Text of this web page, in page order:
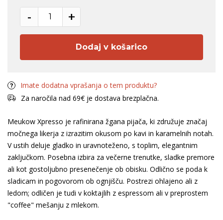
- +
Dodaj v košarico
Imate dodatna vprašanja o tem produktu?
Za naročila nad 69€ je dostava brezplačna.
Meukow Xpresso je rafinirana žgana pijača, ki združuje značaj
močnega likerja z izrazitim okusom po kavi in karamelnih notah.
V ustih deluje gladko in uravnoteženo, s toplim, elegantnim
zaključkom. Posebna izbira za večerne trenutke, sladke premore
ali kot gostoljubno presenečenje ob obisku. Odlično se poda k
sladicam in pogovorom ob ognjišču. Postrezi ohlajeno ali z
ledom; odličen je tudi v koktajlih z espressom ali v preprostem
"coffee" mešanju z mlekom.